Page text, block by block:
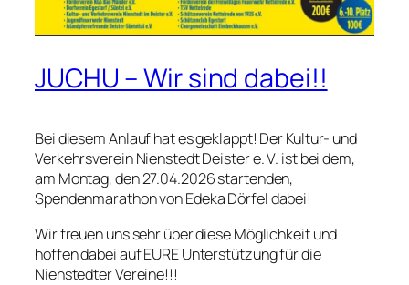
JUCHU – Wir sind dabei!!
Bei diesem Anlauf hat es geklappt! Der Kultur- und
Verkehrsverein Nienstedt Deister e. V. ist bei dem,
am Montag, den 27.04.2026 startenden,
Spendenmarathon von Edeka Dörfel dabei!
Wir freuen uns sehr über diese Möglichkeit und
hoffen dabei auf EURE Unterstützung für die
Nienstedter Vereine!!!